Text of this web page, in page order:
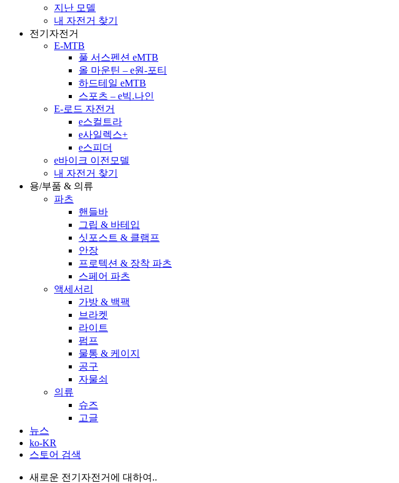
지난 모델
내 자전거 찾기
전기자전거
E-MTB
풀 서스펜션 eMTB
올 마운틴 – e원-포티
하드테일 eMTB
스포츠 – e빅.나인
E-로드 자전거
e스컬트라
e사일렉스+
e스피더
e바이크 이전모델
내 자전거 찾기
용/부품 & 의류
파츠
핸들바
그립 & 바테입
싯포스트 & 클램프
안장
프로텍션 & 장착 파츠
스페어 파츠
액세서리
가방 & 백팩
브라켓
라이트
펌프
물통 & 케이지
공구
자물쇠
의류
슈즈
고글
뉴스
ko-KR
스토어 검색
새로운 전기자전거에 대하여..